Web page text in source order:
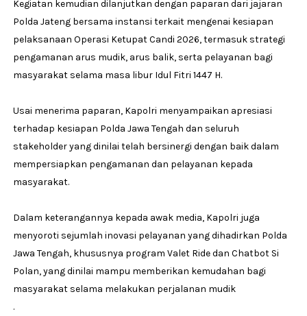
Kegiatan kemudian dilanjutkan dengan paparan dari jajaran
Polda Jateng bersama instansi terkait mengenai kesiapan
pelaksanaan Operasi Ketupat Candi 2026, termasuk strategi
pengamanan arus mudik, arus balik, serta pelayanan bagi
masyarakat selama masa libur Idul Fitri 1447 H.
Usai menerima paparan, Kapolri menyampaikan apresiasi
terhadap kesiapan Polda Jawa Tengah dan seluruh
stakeholder yang dinilai telah bersinergi dengan baik dalam
mempersiapkan pengamanan dan pelayanan kepada
masyarakat.
Dalam keterangannya kepada awak media, Kapolri juga
menyoroti sejumlah inovasi pelayanan yang dihadirkan Polda
Jawa Tengah, khususnya program Valet Ride dan Chatbot Si
Polan, yang dinilai mampu memberikan kemudahan bagi
masyarakat selama melakukan perjalanan mudik
.